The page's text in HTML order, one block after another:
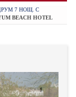
7 НОЩ. С
BEACH HOTEL